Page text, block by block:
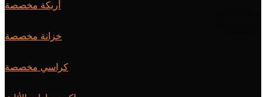
أريكة مخصصة
خزانة مخصصة
كراسي مخصصة